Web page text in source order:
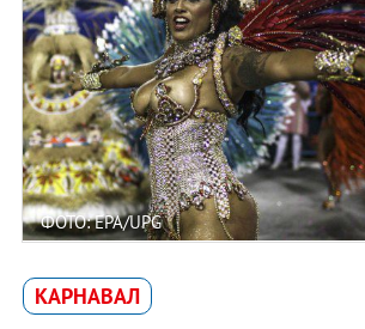
ФОТО: EPA/UPG
КАРНАВАЛ